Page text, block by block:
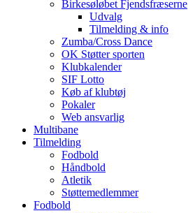
Birkesøløbet Fjendsfræserne
Udvalg
Tilmelding & info
Zumba/Cross Dance
OK Støtter sporten
Klubkalender
SIF Lotto
Køb af klubtøj
Pokaler
Web ansvarlig
Multibane
Tilmelding
Fodbold
Håndbold
Atletik
Støttemedlemmer
Fodbold